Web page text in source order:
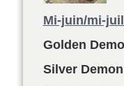
Mi-juin/mi-
Golden
Silver